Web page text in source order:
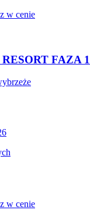
w cenie
FAZA 1
w cenie